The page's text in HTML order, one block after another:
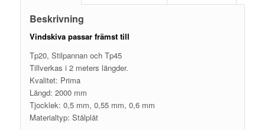
Beskrivning
Vindskiva passar främst till
Tp20, Stilpannan och Tp45
Tillverkas i 2 meters längder.
Kvalitet: Prima
Längd: 2000 mm
Tjocklek: 0,5 mm, 0,55 mm, 0,6 mm
Materialtyp: Stålplåt